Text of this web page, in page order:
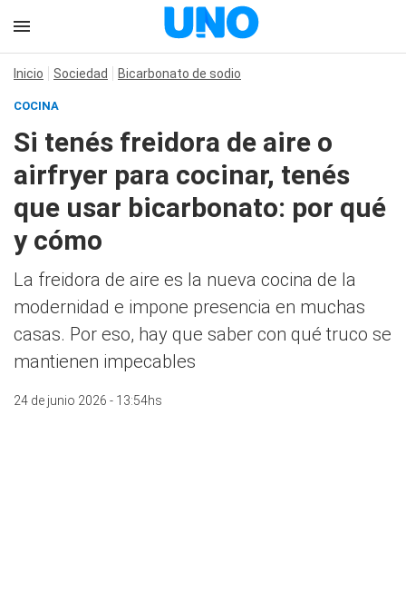
Inicio Sociedad Bicarbonato de sodio
COCINA
Si tenés freidora de aire o
airfryer para cocinar, tenés
que usar bicarbonato: por qué
y cómo
La freidora de aire es la nueva cocina de la
modernidad e impone presencia en muchas
casas. Por eso, hay que saber con qué truco se
mantienen impecables
24 de junio 2026 - 13:54hs